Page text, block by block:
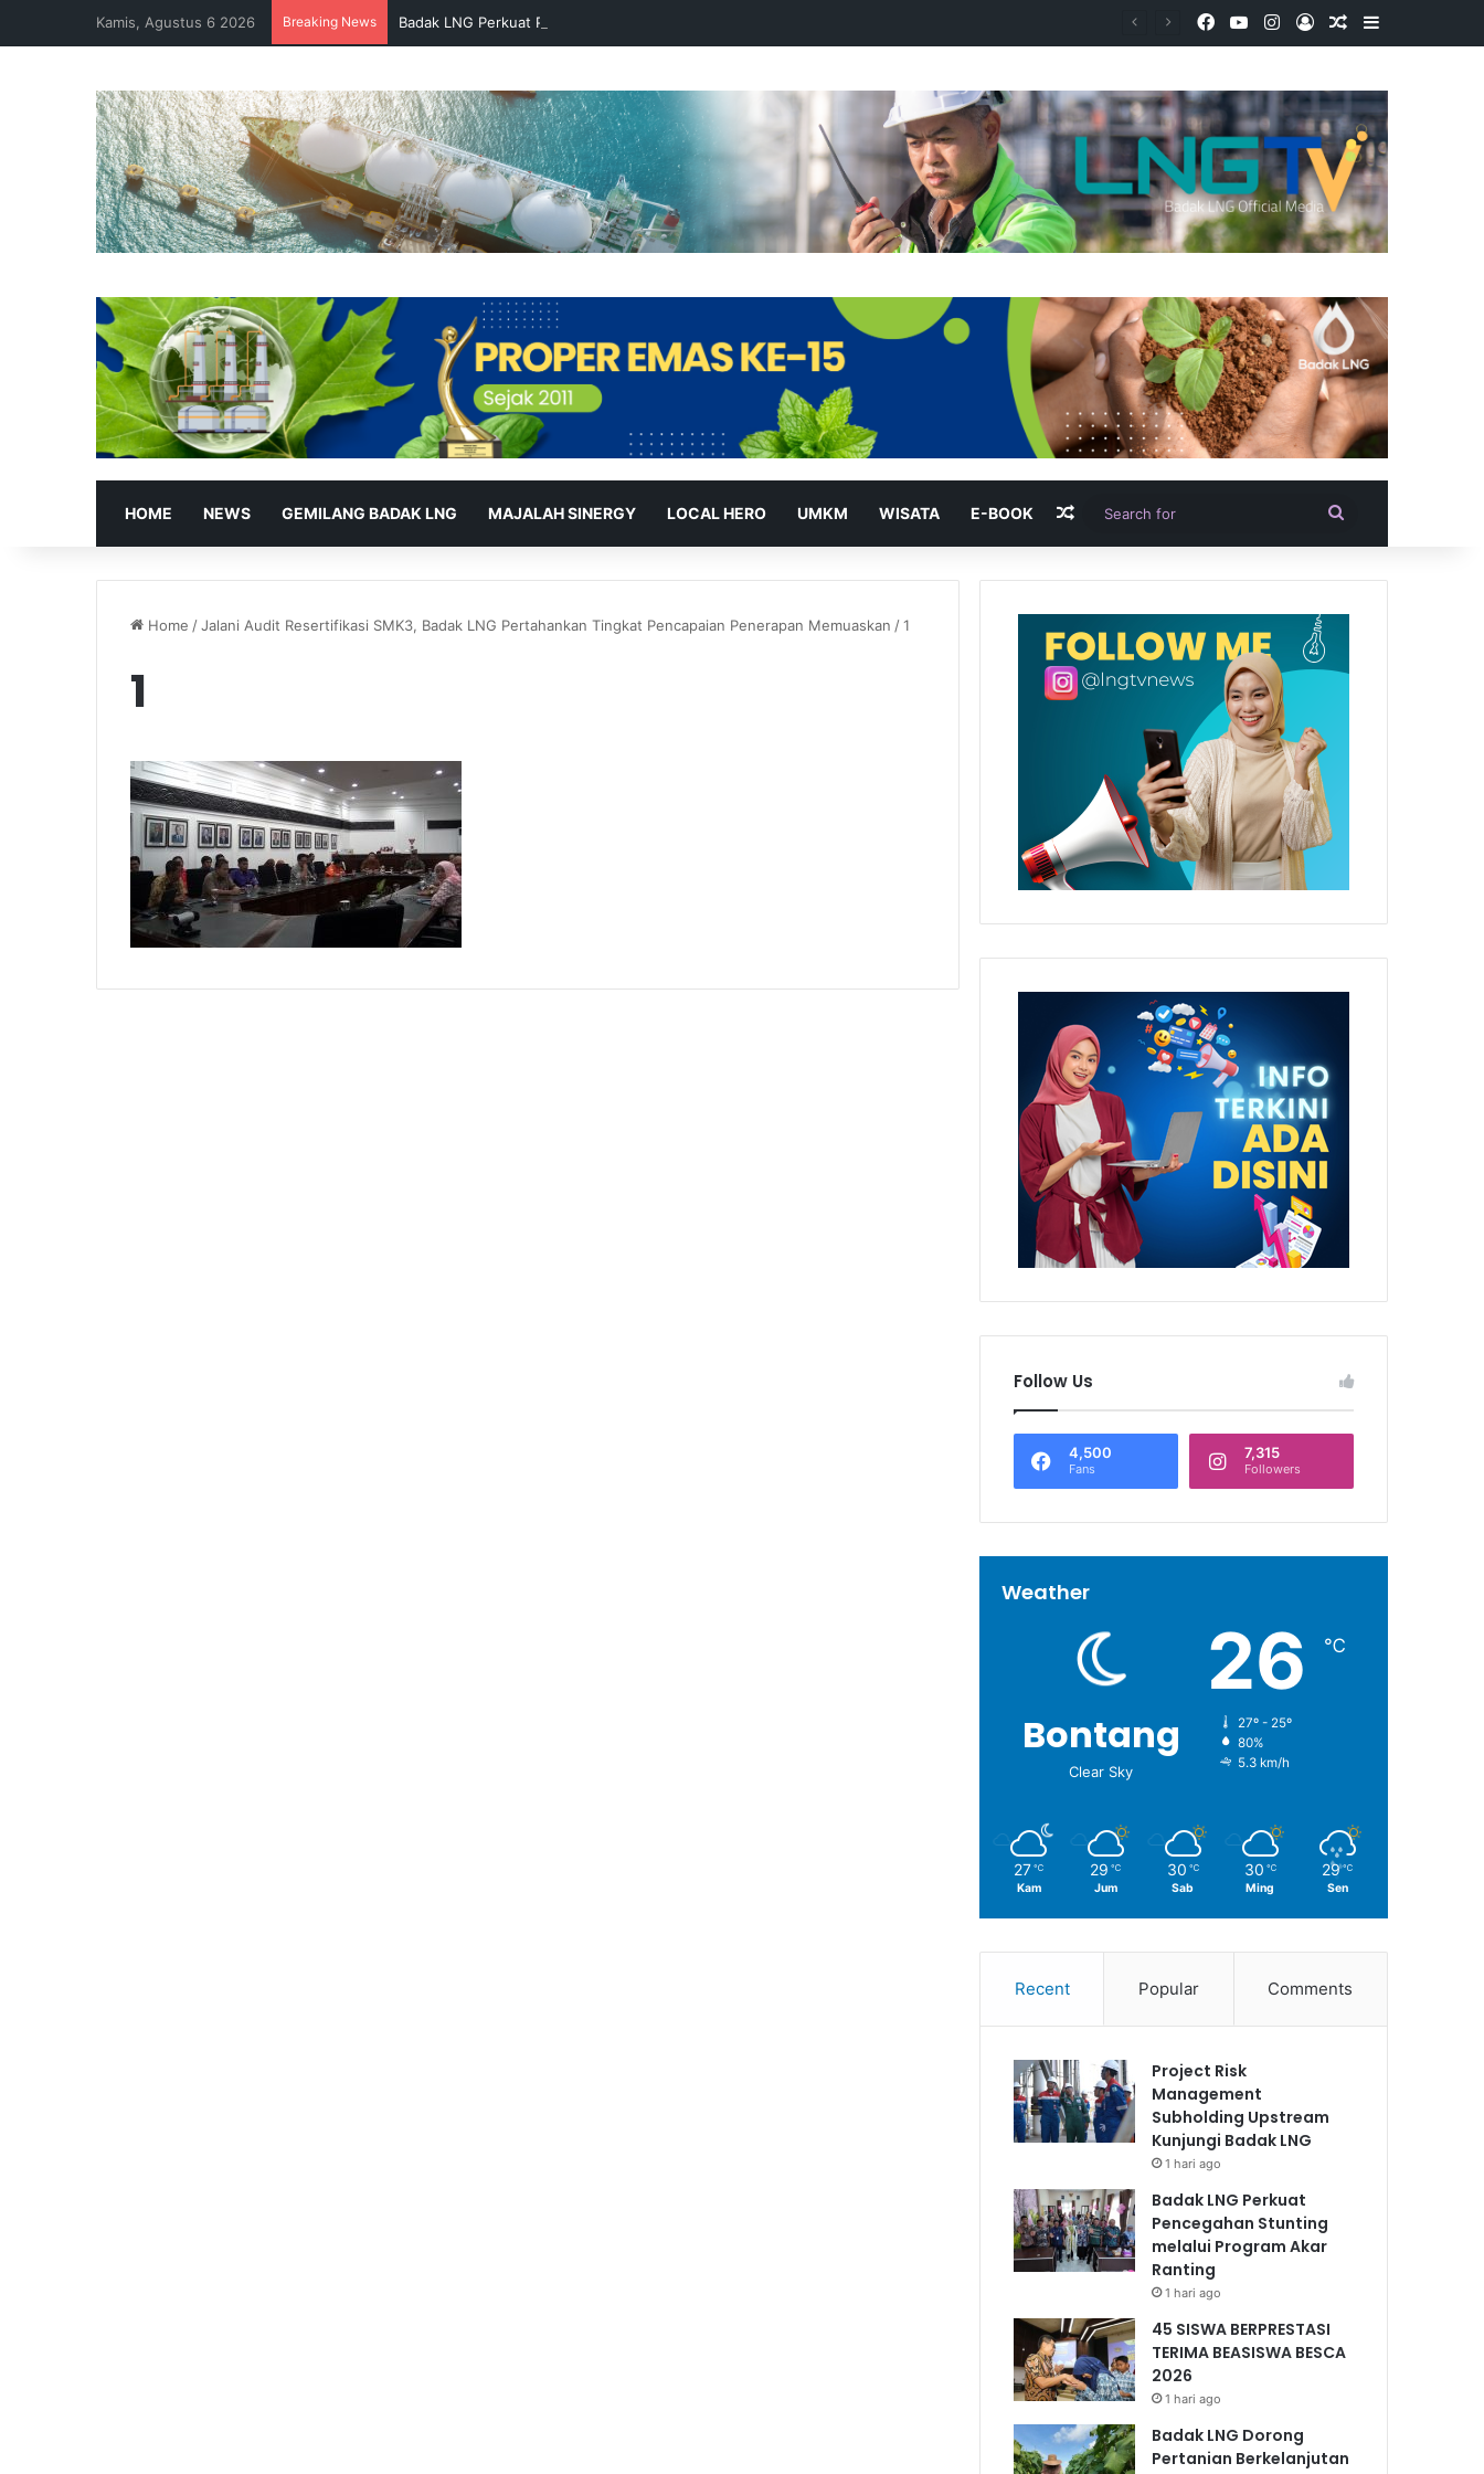
Kamis, Agustus 6 2026 Breaking News Badak LNG Perkuat Pencegahan Stunting melalui Program Akar Ranting Facebook
YouTubeInstagram
Log InRandom Article
Sidebar
HOME NEWS GEMILANG BADAK LNG MAJALAH SINERGY LOCAL HERO UMKM WISATA E-BOOK Random Article
for
Home /Jalani Audit Resertifikasi SMK3, Badak LNG Pertahankan Tingkat Pencapaian Penerapan Memuaskan /1
1
Follow Us
4,500
Fans
7,315
Followers
Weather
Bontang
Clear Sky
26 ℃
27º - 25º
80%
5.3 km/h
27 ℃
Kam
29 ℃
Jum
30 ℃
Sab
30 ℃
Ming
29 ℃
Sen
Recent Popular Comments
Project Risk
Management
Subholding Upstream
Kunjungi Badak LNG
1 hari ago
Badak LNG Perkuat
Pencegahan Stunting
melalui Program Akar
Ranting
1 hari ago
45 SISWA BERPRESTASI
TERIMA BEASISWA BESCA
2026
1 hari ago
Badak LNG Dorong
Pertanian Berkelanjutan